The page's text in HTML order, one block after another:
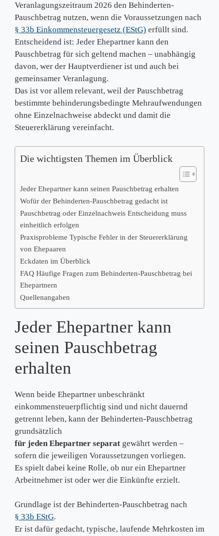
Veranlagungszeitraum 2026 den Behinderten-
Pauschbetrag nutzen, wenn die Voraussetzungen nach
§ 33b Einkommensteuergesetz (EStG) erfüllt sind.
Entscheidend ist: Jeder Ehepartner kann den
Pauschbetrag für sich geltend machen – unabhängig
davon, wer der Hauptverdiener ist und auch bei
gemeinsamer Veranlagung.
Das ist vor allem relevant, weil der Pauschbetrag
bestimmte behinderungsbedingte Mehraufwendungen
ohne Einzelnachweise abdeckt und damit die
Steuererklärung vereinfacht.
Die wichtigsten Themen im Überblick
Jeder Ehepartner kann seinen Pauschbetrag erhalten
Wofür der Behinderten-Pauschbetrag gedacht ist
Pauschbetrag oder Einzelnachweis Entscheidung muss
einheitlich erfolgen
Praxisprobleme Typische Fehler in der Steuererklärung
von Ehepaaren
Eckdaten im Überblick
FAQ Häufige Fragen zum Behinderten-Pauschbetrag bei
Ehepartnern
Quellenangaben
Jeder Ehepartner kann
seinen Pauschbetrag
erhalten
Wenn beide Ehepartner unbeschränkt
einkommensteuerpflichtig sind und nicht dauernd
getrennt leben, kann der Behinderten-Pauschbetrag
grundsätzlich
für jeden Ehepartner separat gewährt werden –
sofern die jeweiligen Voraussetzungen vorliegen.
Es spielt dabei keine Rolle, ob nur ein Ehepartner
Arbeitnehmer ist oder wer die Einkünfte erzielt.
Grundlage ist der Behinderten-Pauschbetrag nach
§ 33b EStG.
Er ist dafür gedacht, typische, laufende Mehrkosten im